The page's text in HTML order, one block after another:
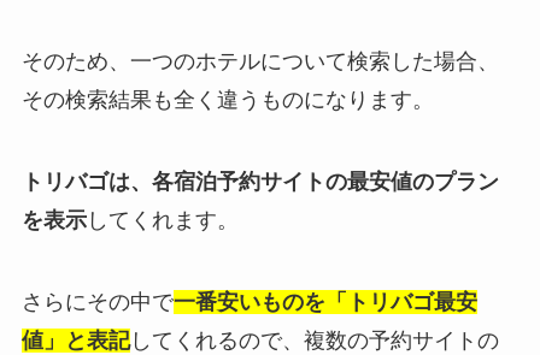
そのため、一つのホテルについて検索した場合、
その検索結果も全く違うものになります。
トリバゴは、各宿泊予約サイトの最安値のプラン
を表示してくれます。
さらにその中で一番安いものを「トリバゴ最安
値」と表記してくれるので、複数の予約サイトの